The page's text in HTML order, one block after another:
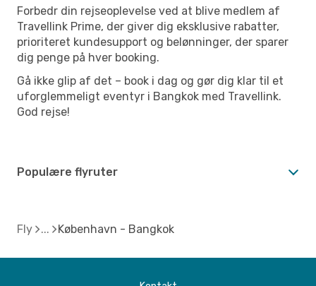
Forbedr din rejseoplevelse ved at blive medlem af
Travellink Prime, der giver dig eksklusive rabatter,
prioriteret kundesupport og belønninger, der sparer
dig penge på hver booking.
Gå ikke glip af det – book i dag og gør dig klar til et
uforglemmeligt eventyr i Bangkok med Travellink.
God rejse!
Populære flyruter
Fly København - Bangkok